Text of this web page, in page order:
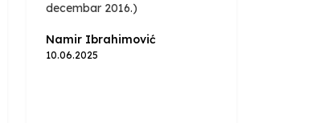
decembar 2016.)
Namir Ibrahimović
10.06.2025